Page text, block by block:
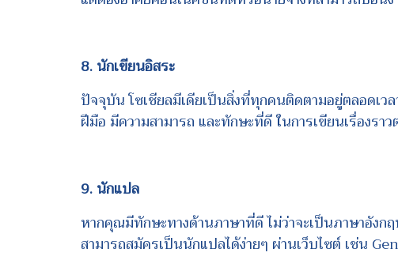
8. นักเขียนอิสระ
ปัจจุบัน โซเชียลมีเดียเป็นสิ่งที่ทุกคนติดตามอยู่ตลอดเว
ฝีมือ มีความสามารถ และทักษะที่ดี ในการเขียนเรื่องร
9. นักแปล
หากคุณมีทักษะทางด้านภาษาที่ดี ไม่ว่าจะเป็นภาษาอัง
สามารถสมัครเป็นนักแปลได้ง่ายๆ ผ่านเว็บไซต์ เช่น